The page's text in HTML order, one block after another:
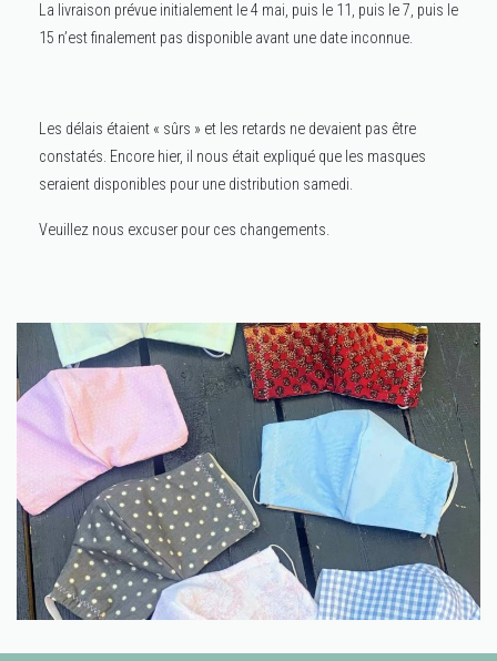
La livraison prévue initialement le 4 mai, puis le 11, puis le 7, puis le
15 n’est finalement pas disponible avant une date inconnue.
Les délais étaient « sûrs » et les retards ne devaient pas être
constatés. Encore hier, il nous était expliqué que les masques
seraient disponibles pour une distribution samedi.
Veuillez nous excuser pour ces changements.